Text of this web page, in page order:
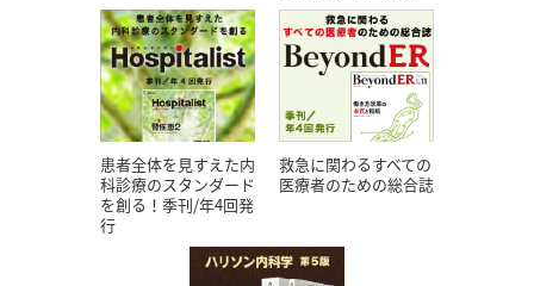
患者全体を見すえた内
科診療のスタンダード
を創る！季刊/年4回発
行
救急に関わるすべての
医療者のための総合誌